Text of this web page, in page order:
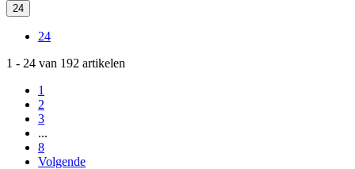
24
24
1 - 24 van 192 artikelen
1
2
3
...
8
Volgende